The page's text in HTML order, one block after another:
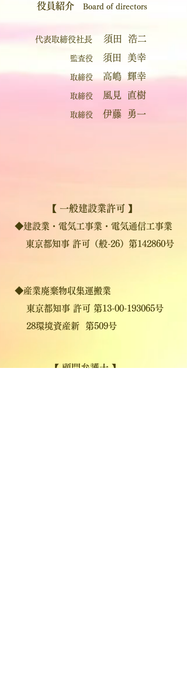
役員紹介 Board of directors
代表取締役社長 須田 浩二
監査役 須田 美幸
取締役 高嶋 輝幸
取締役 風見 直樹
取締役 伊藤 勇一
【 一般建設業許可 】
◆建設業・電気工事業・電気通信工事業
東京都知事 許可（般-26）第142860号
【 顧問弁護士 】
◆産業廃棄物収集運搬業
東京都知事 許可 第13-00-193065号
28環境資産新 第509号